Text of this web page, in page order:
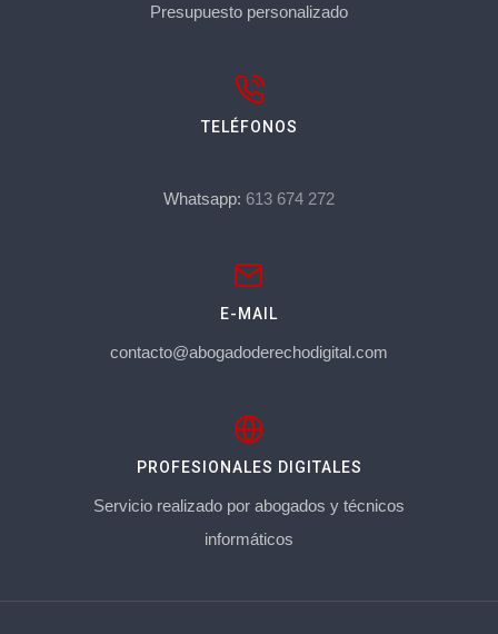
Presupuesto personalizado
TELÉFONOS
Whatsapp: 613 674 272
E-MAIL
contacto@abogadoderechodigital.com
PROFESIONALES DIGITALES
Servicio realizado por abogados y técnicos
informáticos